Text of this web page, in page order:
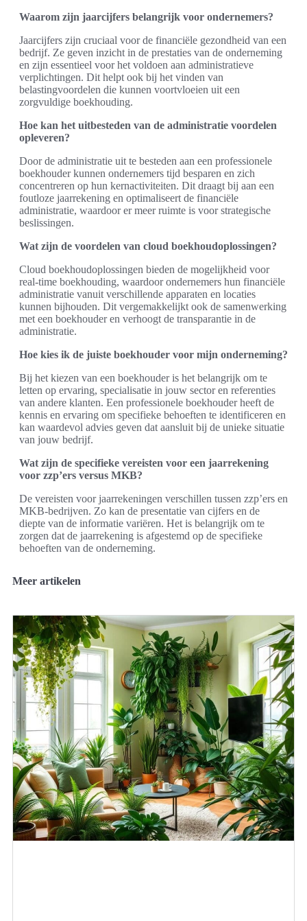
Waarom zijn jaarcijfers belangrijk voor ondernemers?
Jaarcijfers zijn cruciaal voor de financiële gezondheid van een
bedrijf. Ze geven inzicht in de prestaties van de onderneming
en zijn essentieel voor het voldoen aan administratieve
verplichtingen. Dit helpt ook bij het vinden van
belastingvoordelen die kunnen voortvloeien uit een
zorgvuldige boekhouding.
Hoe kan het uitbesteden van de administratie voordelen
opleveren?
Door de administratie uit te besteden aan een professionele
boekhouder kunnen ondernemers tijd besparen en zich
concentreren op hun kernactiviteiten. Dit draagt bij aan een
foutloze jaarrekening en optimaliseert de financiële
administratie, waardoor er meer ruimte is voor strategische
beslissingen.
Wat zijn de voordelen van cloud boekhoudoplossingen?
Cloud boekhoudoplossingen bieden de mogelijkheid voor
real-time boekhouding, waardoor ondernemers hun financiële
administratie vanuit verschillende apparaten en locaties
kunnen bijhouden. Dit vergemakkelijkt ook de samenwerking
met een boekhouder en verhoogt de transparantie in de
administratie.
Hoe kies ik de juiste boekhouder voor mijn onderneming?
Bij het kiezen van een boekhouder is het belangrijk om te
letten op ervaring, specialisatie in jouw sector en referenties
van andere klanten. Een professionele boekhouder heeft de
kennis en ervaring om specifieke behoeften te identificeren en
kan waardevol advies geven dat aansluit bij de unieke situatie
van jouw bedrijf.
Wat zijn de specifieke vereisten voor een jaarrekening
voor zzp’ers versus MKB?
De vereisten voor jaarrekeningen verschillen tussen zzp’ers en
MKB-bedrijven. Zo kan de presentatie van cijfers en de
diepte van de informatie variëren. Het is belangrijk om te
zorgen dat de jaarrekening is afgestemd op de specifieke
behoeften van de onderneming.
Meer artikelen